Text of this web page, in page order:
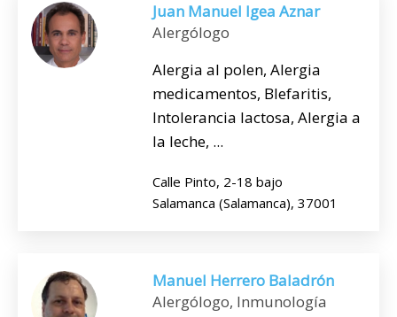
Juan Manuel Igea Aznar
Alergólogo
Alergia al polen, Alergia
medicamentos, Blefaritis,
Intolerancia lactosa, Alergia a
la leche, ...
Calle Pinto, 2-18 bajo
Salamanca (Salamanca), 37001
Manuel Herrero Baladrón
Alergólogo, Inmunología